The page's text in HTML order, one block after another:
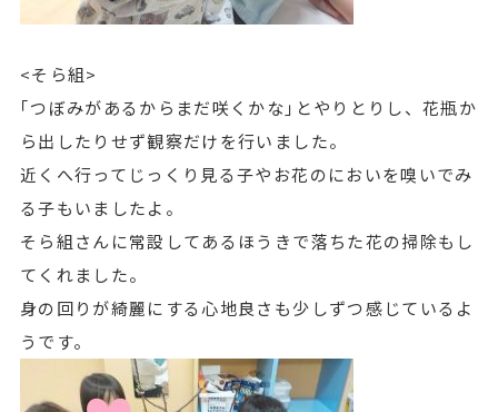
<そら組>
｢つぼみがあるからまだ咲くかな｣とやりとりし、花瓶か
ら出したりせず観察だけを行いました。
近くへ行ってじっくり見る子やお花のにおいを嗅いでみ
る子もいましたよ。
そら組さんに常設してあるほうきで落ちた花の掃除もし
てくれました。
身の回りが綺麗にする心地良さも少しずつ感じているよ
うです。